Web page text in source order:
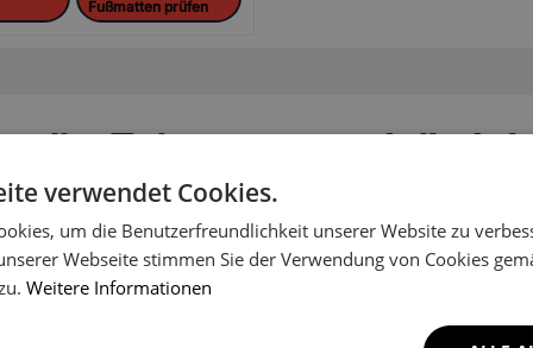
Fußmatten prüfen
Ihr Fahrzeugmodell
aufgenommen worden. Schreiben Sie uns, um
verwendet Cookies.
um die Benutzerfreundlichkeit unserer Website zu
Webseite stimmen Sie der Verwendung von Cookies
Weitere Informationen